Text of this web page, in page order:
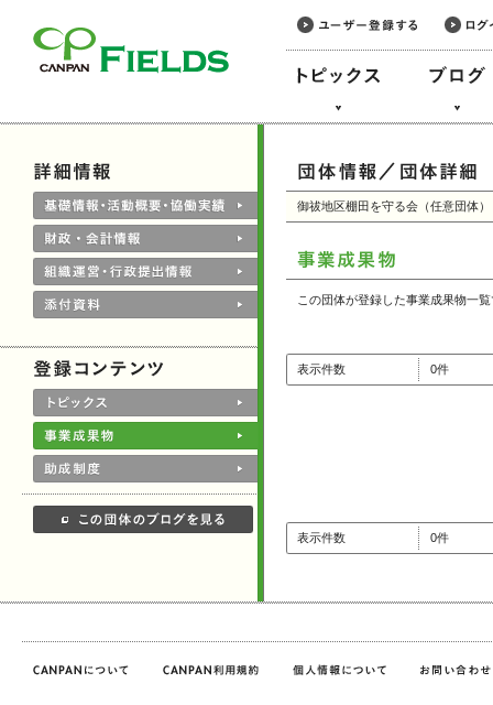
御祓地区棚田を守る会（任意団体）
この団体が登録した事業成果物一
表示件数 0件
表示件数 0件